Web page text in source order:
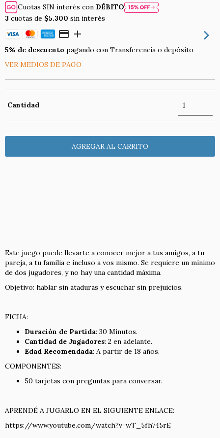
Cuotas SIN interés con DÉBITO
3 cuotas de $5.300 sin interés
5% de descuento pagando con Transferencia o depósito
VER MEDIOS DE PAGO
Cantidad
Este juego puede llevarte a conocer mejor a tus amigos, a tu
pareja, a tu familia e incluso a vos mismo. Se requiere un mínimo
de dos jugadores, y no hay una cantidad máxima.
Objetivo: hablar sin ataduras y escuchar sin prejuicios.
FICHA:
Duración de Partida: 30 Minutos.
Cantidad de Jugadores: 2 en adelante.
Edad Recomendada: A partir de 18 años.
COMPONENTES:
50 tarjetas con preguntas para conversar.
APRENDÉ A JUGARLO EN EL SIGUIENTE ENLACE:
https://www.youtube.com/watch?v=wT_5fh745rE